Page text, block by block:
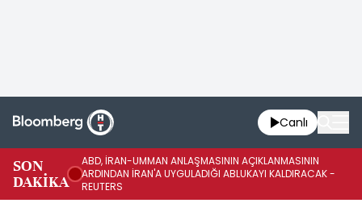
Canlı
SON
DAKİKA
ABD, İRAN-UMMAN ANLAŞMASININ AÇIKLANMASININ
ARDINDAN İRAN'A UYGULADIĞI ABLUKAYI KALDIRACAK -
REUTERS